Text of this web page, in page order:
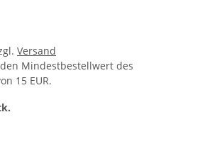
Versand
Mindestbestellwert des
15 EUR.